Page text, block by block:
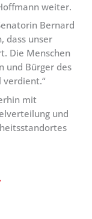
weiter.
Bernard
dass unser
Die Menschen
und Bürger des
verdient.“
mit
und